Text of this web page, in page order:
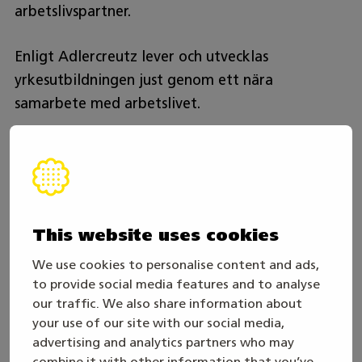
This website uses cookies
We use cookies to personalise content and ads,
to provide social media features and to analyse
our traffic. We also share information about
your use of our site with our social media,
advertising and analytics partners who may
arbetslivspartner.
Enligt Adlercreutz lever och utvecklas
yrkesutbildningen just genom ett nära
samarbete med arbetslivet.
samhället. Utbildningen stärker den regionala
livskraften och svarar på arbetslivets
undervisningsministern.
Adlercreutz hänvisade också till ett färskt försök
med verksamhetsstyrning, vars mål är att göra
utbudet av yrkesutbildning mer flexibelt och
förbättra matchningen mellan utbildning och